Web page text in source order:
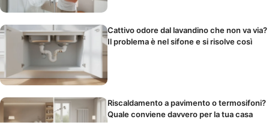
Cattivo odore dal lavandino che non va via?
Il problema è nel sifone e si risolve così
Riscaldamento a pavimento o termosifoni?
Quale conviene davvero per la tua casa